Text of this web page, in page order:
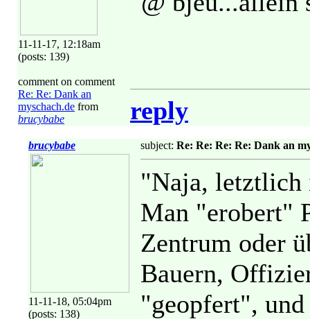
11-11-17, 12:18am
(posts: 139)
comment on comment
Re: Re: Dank an
myschach.de from
brucybabe
reply
brucybabe
11-11-18, 05:04pm
(posts: 138)
subject: Re: Re: Re: Re: Dank an
"Naja, letztlich
Man "erobert"
Zentrum oder
Bauern,
"geopfert",